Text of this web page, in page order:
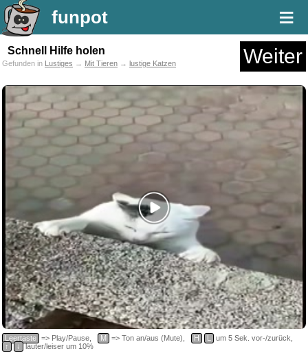
funpot ≡
Schnell Hilfe holen Weiter
Gefunden in Lustiges → Mit Tieren → lustige Katzen
Leertaste => Play/Pause, M => Ton an/aus (Mute), H L
um 5 Sek. vor-/zurück,
↑
↓ lauter/leiser um 10%